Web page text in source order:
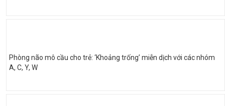
Phòng não mô cầu cho trẻ: ‘Khoảng trống’ miễn dịch với các nhóm
A, C, Y, W